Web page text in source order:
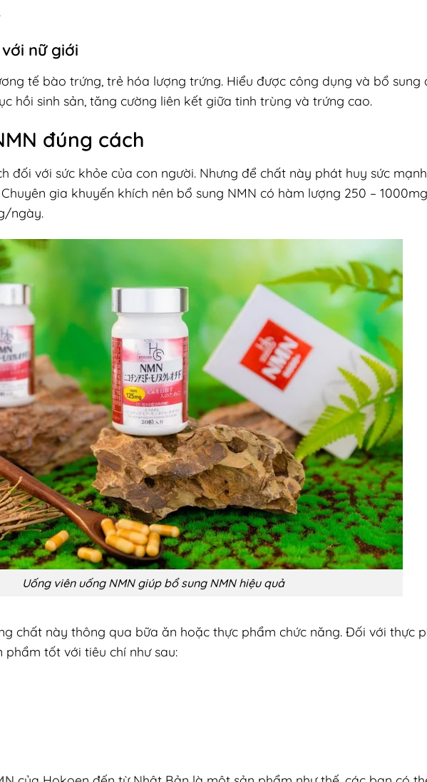
nữ giới
tế bào trứng, trẻ hóa lượng trứng. Hiểu được công dụng và bổ sung
hồi sinh sản, tăng cường liên kết giữa tinh trùng và trứng cao.
đúng cách
đối với sức khỏe của con người. Nhưng để chất này phát huy sức
gia khuyến khích nên bổ sung NMN có hàm lượng 250 –
ngày.
Uống viên uống NMN giúp bổ sung NMN hiệu quả
chất này thông qua bữa ăn hoặc thực phẩm chức năng. Đối với thực
phẩm tốt với tiêu chí như sau: